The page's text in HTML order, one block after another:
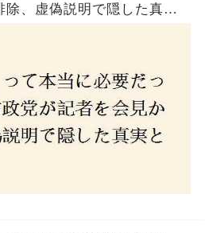
、虚偽説明で隠した真実